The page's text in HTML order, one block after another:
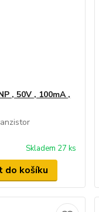
, 50V , 100mA ,
Skladem 27 ks
do košíku